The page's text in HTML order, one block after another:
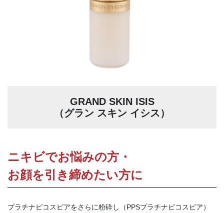
GRAND SKIN ISIS
（グラン スキン イシス）
ニキビでお悩みの方・
お顔を引き締めたい方に
プラチナピコスピアをさらに粉砕し（PPSプラチナピコスピア）